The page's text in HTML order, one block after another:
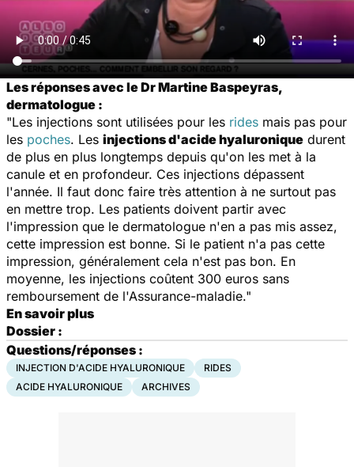
Les réponses avec le Dr Martine Baspeyras,
dermatologue :
"Les injections sont utilisées pour les rides mais pas pour
les poches. Les injections d'acide hyaluronique durent
de plus en plus longtemps depuis qu'on les met à la
canule et en profondeur. Ces injections dépassent
l'année. Il faut donc faire très attention à ne surtout pas
en mettre trop. Les patients doivent partir avec
l'impression que le dermatologue n'en a pas mis assez,
cette impression est bonne. Si le patient n'a pas cette
impression, généralement cela n'est pas bon. En
moyenne, les injections coûtent 300 euros sans
remboursement de l'Assurance-maladie."
En savoir plus
Dossier :
Questions/réponses :
INJECTION D'ACIDE HYALURONIQUE
RIDES
ACIDE HYALURONIQUE
ARCHIVES